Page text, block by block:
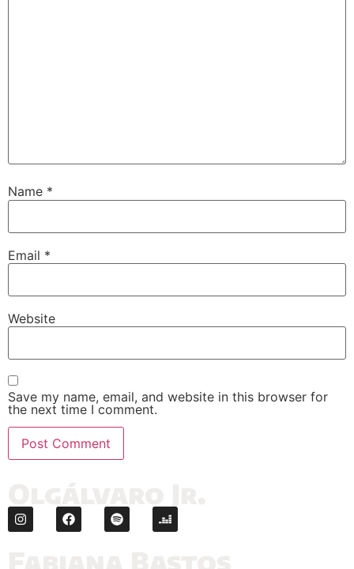
Name *
Email *
Website
Save my name, email, and website in this browser for
the next time I comment.